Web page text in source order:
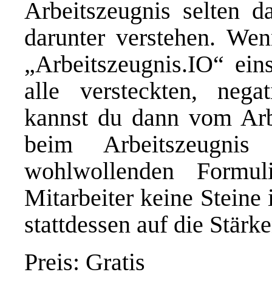
Arbeitszeugnis selten
darunter verstehen.
„Arbeitszeugnis.IO“
alle versteckten,
kannst du dann vom
beim
wohlwollenden
Mitarbeiter keine Steine
stattdessen auf die
Preis: Gratis